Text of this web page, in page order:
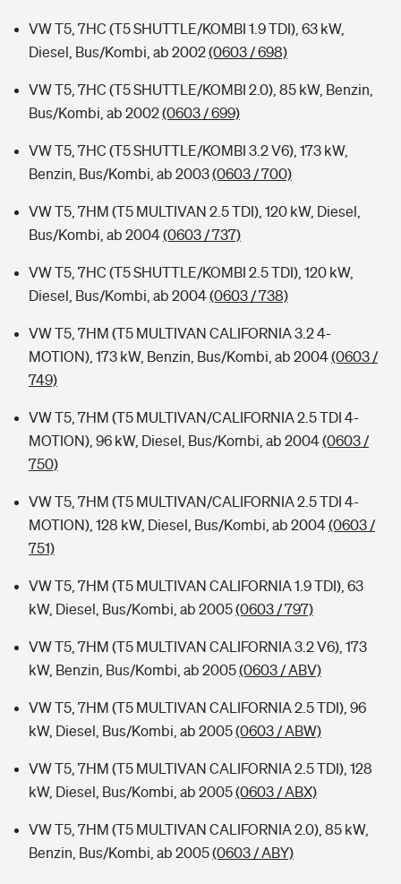
VW T5, 7HC (T5 SHUTTLE/KOMBI 1.9 TDI), 63 kW,
Diesel, Bus/Kombi, ab 2002(0603 / 698)
VW T5, 7HC (T5 SHUTTLE/KOMBI 2.0), 85 kW, Benzin,
Bus/Kombi, ab 2002(0603 / 699)
VW T5, 7HC (T5 SHUTTLE/KOMBI 3.2 V6), 173 kW,
Benzin, Bus/Kombi, ab 2003(0603 / 700)
VW T5, 7HM (T5 MULTIVAN 2.5 TDI), 120 kW, Diesel,
Bus/Kombi, ab 2004(0603 / 737)
VW T5, 7HC (T5 SHUTTLE/KOMBI 2.5 TDI), 120 kW,
Diesel, Bus/Kombi, ab 2004(0603 / 738)
VW T5, 7HM (T5 MULTIVAN CALIFORNIA 3.2 4-
MOTION), 173 kW, Benzin, Bus/Kombi, ab 2004(0603 /
749)
VW T5, 7HM (T5 MULTIVAN/CALIFORNIA 2.5 TDI 4-
MOTION), 96 kW, Diesel, Bus/Kombi, ab 2004(0603 /
750)
VW T5, 7HM (T5 MULTIVAN/CALIFORNIA 2.5 TDI 4-
MOTION), 128 kW, Diesel, Bus/Kombi, ab 2004(0603 /
751)
VW T5, 7HM (T5 MULTIVAN CALIFORNIA 1.9 TDI), 63
kW, Diesel, Bus/Kombi, ab 2005(0603 / 797)
VW T5, 7HM (T5 MULTIVAN CALIFORNIA 3.2 V6), 173
kW, Benzin, Bus/Kombi, ab 2005(0603 / ABV)
VW T5, 7HM (T5 MULTIVAN CALIFORNIA 2.5 TDI), 96
kW, Diesel, Bus/Kombi, ab 2005(0603 / ABW)
VW T5, 7HM (T5 MULTIVAN CALIFORNIA 2.5 TDI), 128
kW, Diesel, Bus/Kombi, ab 2005(0603 / ABX)
VW T5, 7HM (T5 MULTIVAN CALIFORNIA 2.0), 85 kW,
Benzin, Bus/Kombi, ab 2005(0603 / ABY)